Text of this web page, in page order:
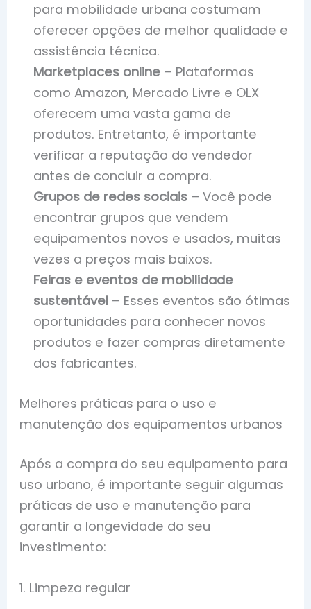
para mobilidade urbana costumam
oferecer opções de melhor qualidade e
assistência técnica.
Marketplaces online – Plataformas
como Amazon, Mercado Livre e OLX
oferecem uma vasta gama de
produtos. Entretanto, é importante
verificar a reputação do vendedor
antes de concluir a compra.
Grupos de redes sociais – Você pode
encontrar grupos que vendem
equipamentos novos e usados, muitas
vezes a preços mais baixos.
Feiras e eventos de mobilidade
sustentável – Esses eventos são ótimas
oportunidades para conhecer novos
produtos e fazer compras diretamente
dos fabricantes.
Melhores práticas para o uso e
manutenção dos equipamentos urbanos
Após a compra do seu equipamento para
uso urbano, é importante seguir algumas
práticas de uso e manutenção para
garantir a longevidade do seu
investimento:
1. Limpeza regular